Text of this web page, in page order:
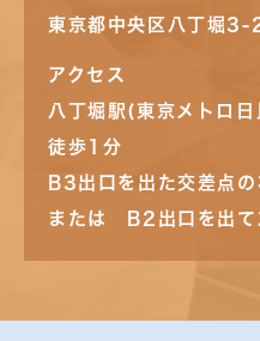
東京都中央区八丁堀
アクセス
八丁堀駅(東京メトロ
徒歩1分
B3出口を出た交差点の
または B2出口を出